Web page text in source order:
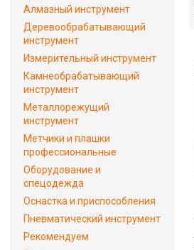
Алмазный инструмент
Деревообрабатывающий
инструмент
Измерительный инструмент
Камнеобрабатывающий
инструмент
Металлорежущий
инструмент
Метчики и плашки
профессиональные
Оборудование и
спецодежда
Оснастка и приспособления
Пневматический инструмент
Рекомендуем